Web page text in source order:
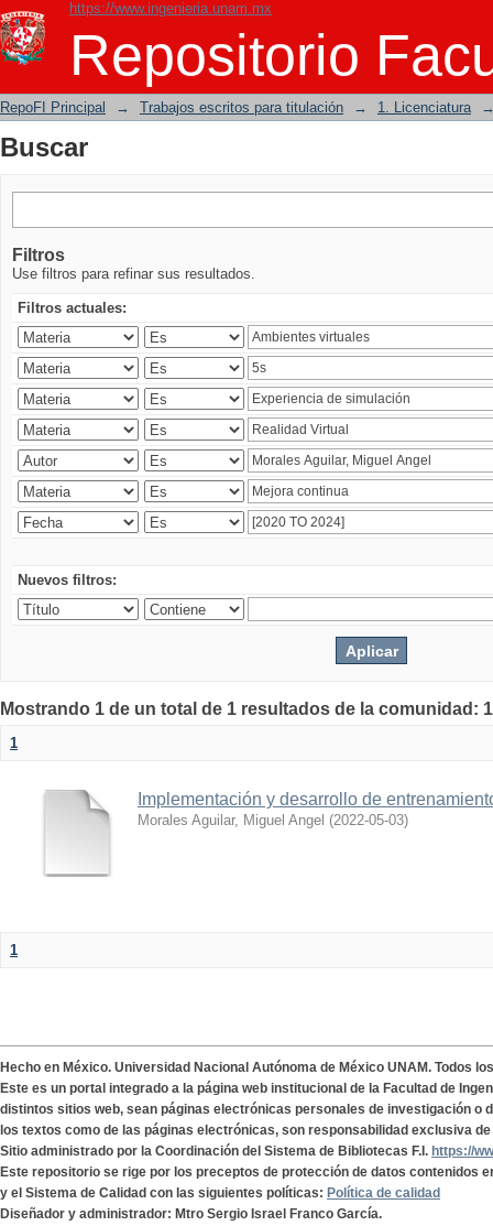
https://www.ingenieria.unam.mx
Repositorio
Buscar
RepoFI Principal → Trabajos escritos para titulación → 1. Licenciatura
Buscar
Filtros
Use filtros para refinar sus resultados.
Filtros actuales:
Nuevos filtros:
Mostrando 1 de un total de 1 resultados de la comunidad:
1
Implementación y desarrollo de
Morales Aguilar, Miguel Angel (2022-05-03)
1
Hecho en México. Universidad Nacional Autónoma de México UNAM. Todos
Este es un portal integrado a la página web institucional de la Facultad de
distintos sitios web, sean páginas electrónicas personales de investigación o
los textos como de las páginas electrónicas, son responsabilidad exclusiva
Sitio administrado por la Coordinación del Sistema de Bibliotecas F.I. https://
Este repositorio se rige por los preceptos de protección de datos contenidos
y el Sistema de Calidad con las siguientes políticas: Política de calidad
Diseñador y administrador: Mtro Sergio Israel Franco García.